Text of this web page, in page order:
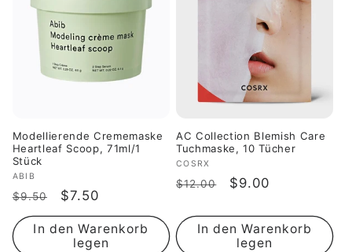
Modellierende Crememaske
Heartleaf Scoop, 71ml/1
Stück
Anbieter:
ABIB
Normaler
Preis
$9.50 Verkaufspreis
$7.50
In den Warenkorb
legen
AC Collection Blemish Care
Tuchmaske, 10 Tücher
Anbieter:
COSRX
Normaler
$12.00 Verkaufspreis
$9.00
In den Warenkorb
legen